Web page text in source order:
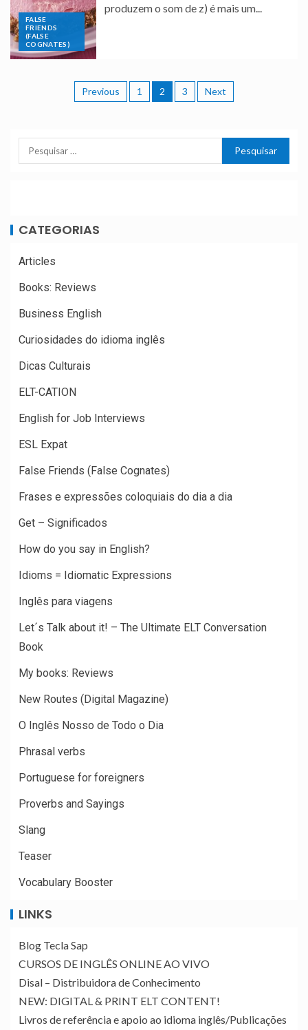
FALSE
FRIENDS
(FALSE
COGNATES)
produzem o som de z) é mais um...
Previous 1 2 3 Next
CATEGORIAS
Articles
Books: Reviews
Business English
Curiosidades do idioma inglês
Dicas Culturais
ELT-CATION
English for Job Interviews
ESL Expat
False Friends (False Cognates)
Frases e expressões coloquiais do dia a dia
Get – Significados
How do you say in English?
Idioms = Idiomatic Expressions
Inglês para viagens
Let´s Talk about it! – The Ultimate ELT Conversation
Book
My books: Reviews
New Routes (Digital Magazine)
O Inglês Nosso de Todo o Dia
Phrasal verbs
Portuguese for foreigners
Proverbs and Sayings
Slang
Teaser
Vocabulary Booster
LINKS
Blog Tecla Sap
CURSOS DE INGLÊS ONLINE AO VIVO
Disal – Distribuidora de Conhecimento
NEW: DIGITAL & PRINT ELT CONTENT!
Livros de referência e apoio ao idioma inglês/Publicações